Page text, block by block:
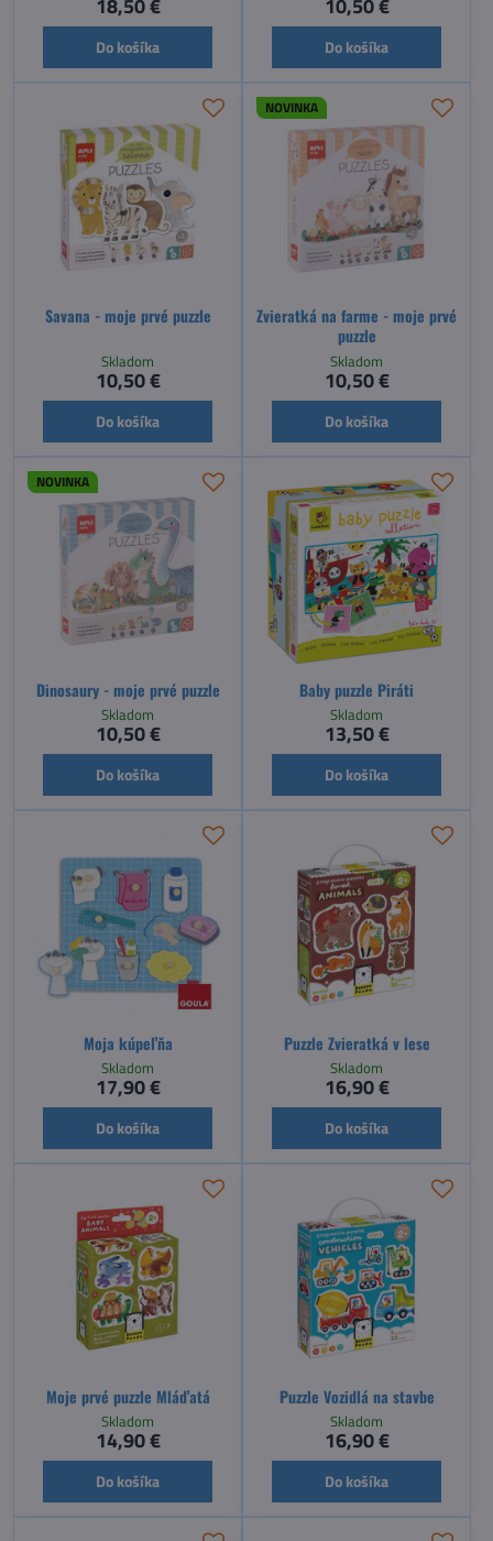
18,50 €
Do košíka
10,50 €
Do košíka
Savana - moje prvé puzzle
Skladom
10,50 €
Do košíka
NOVINKA
Zvieratká na farme - moje prvé
puzzle
Skladom
10,50 €
Do košíka
NOVINKA
Dinosaury - moje prvé puzzle
Skladom
10,50 €
Do košíka
Baby puzzle Piráti
Skladom
13,50 €
Do košíka
Moja kúpeľňa
Skladom
17,90 €
Do košíka
Puzzle Zvieratká v lese
Skladom
16,90 €
Do košíka
Moje prvé puzzle Mláďatá
Skladom
14,90 €
Do košíka
Puzzle Vozidlá na stavbe
Skladom
16,90 €
Do košíka